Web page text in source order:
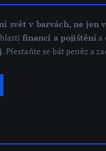
svět v barvách, ne jen
financí a pojištěnía
. Přestaňte se bát peněz a